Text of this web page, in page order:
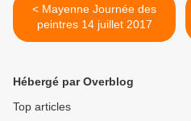
< Mayenne Journée des
peintres 14 juillet 2017
Hébergé par Overblog
Top articles